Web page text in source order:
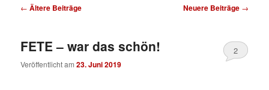
Beitragsnavigation
← Ältere Beiträge Neuere Beiträge →
FETE – war das schön!
Veröffentlicht am23. Juni 2019
2